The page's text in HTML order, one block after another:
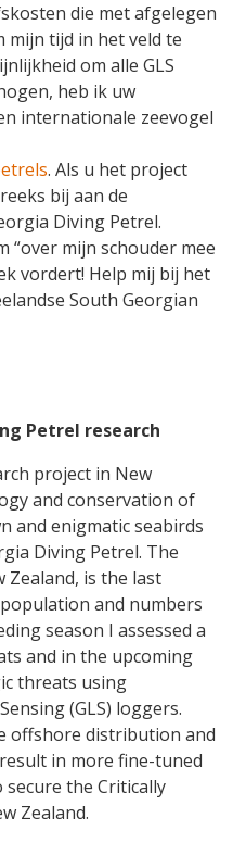
die met afgelegen
mijn tijd in het veld te
om alle GLS
heb ik uw
internationale zeevogel
. Als u het project
bij aan de
Diving Petrel.
“over mijn schouder mee
vordert! Help mij bij het
South Georgian
Petrel research
project in New
and conservation of
and enigmatic seabirds
Diving Petrel. The
Zealand, is the last
and numbers
season I assessed a
and in the upcoming
threats using
(GLS) loggers.
offshore distribution and
in more fine-tuned
the Critically
Zealand.